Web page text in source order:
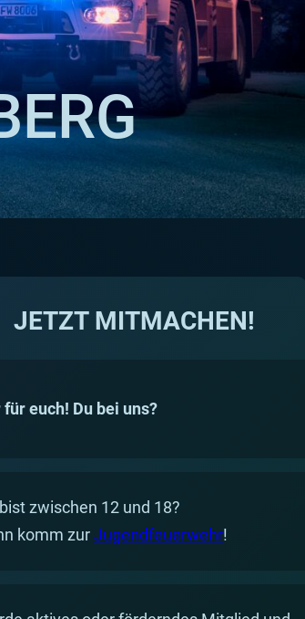
JETZT MITMACHEN!
für euch! Du bei uns?
zwischen 12 und 18?
komm zurJugendfeuerwehr!